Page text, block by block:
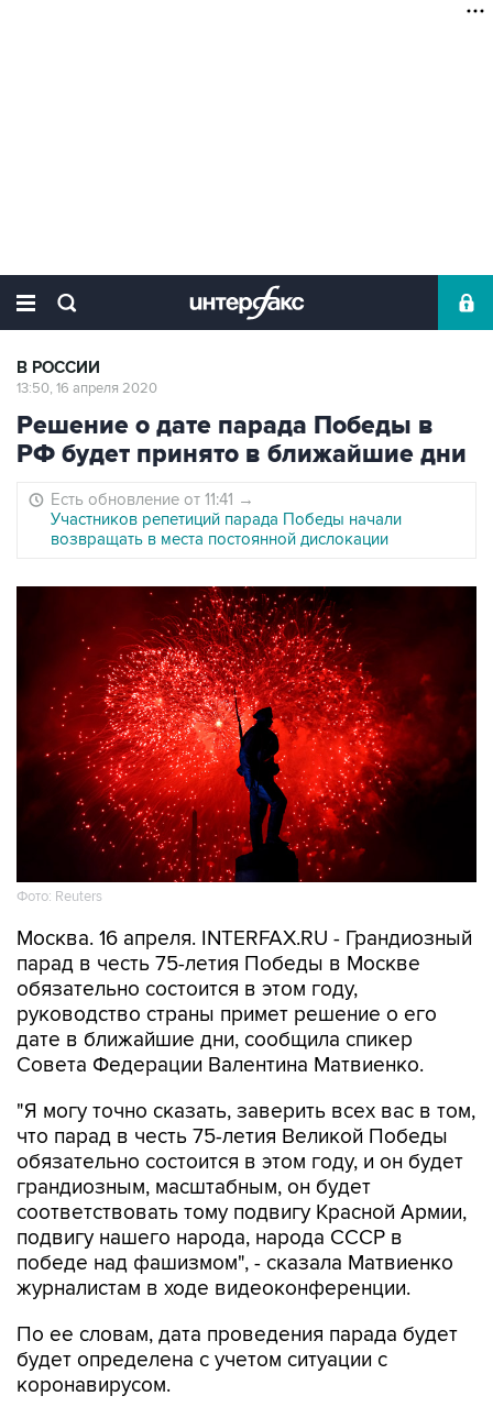
В РОССИИ
13:50, 16 апреля 2020
Решение о дате парада Победы в
РФ будет принято в ближайшие дни
Есть обновление от 11:41 →
Участников репетиций парада Победы начали
возвращать в места постоянной дислокации
Фото: Reuters
Москва. 16 апреля. INTERFAX.RU - Грандиозный
парад в честь 75-летия Победы в Москве
обязательно состоится в этом году,
руководство страны примет решение о его
дате в ближайшие дни, сообщила спикер
Совета Федерации Валентина Матвиенко.
"Я могу точно сказать, заверить всех вас в том,
что парад в честь 75-летия Великой Победы
обязательно состоится в этом году, и он будет
грандиозным, масштабным, он будет
соответствовать тому подвигу Красной Армии,
подвигу нашего народа, народа СССР в
победе над фашизмом", - сказала Матвиенко
журналистам в ходе видеоконференции.
По ее словам, дата проведения парада будет
будет определена с учетом ситуации с
коронавирусом.